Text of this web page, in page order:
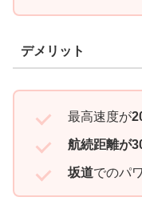
デメリット
最高速度が
航続距離が
坂道でのパ